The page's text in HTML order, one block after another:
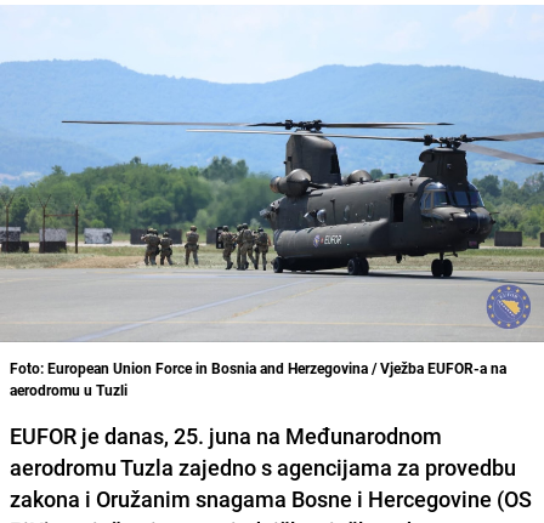
Foto: European Union Force in Bosnia and Herzegovina / Vježba EUFOR-a na
aerodromu u Tuzli
EUFOR je danas, 25. juna na Međunarodnom
aerodromu Tuzla zajedno s agencijama za provedbu
zakona i Oružanim snagama Bosne i Hercegovine (OS